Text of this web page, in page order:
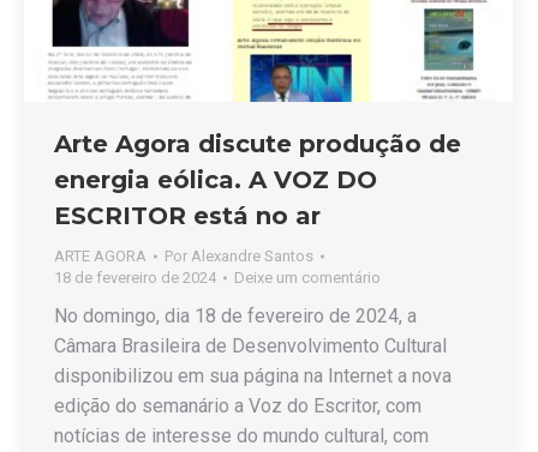
Arte Agora discute produção de
energia eólica. A VOZ DO
ESCRITOR está no ar
ARTE AGORA Por Alexandre Santos
18 de fevereiro de 2024
Deixe um comentário
No domingo, dia 18 de fevereiro de 2024, a
Câmara Brasileira de Desenvolvimento Cultural
disponibilizou em sua página na Internet a nova
edição do semanário a Voz do Escritor, com
notícias de interesse do mundo cultural, com